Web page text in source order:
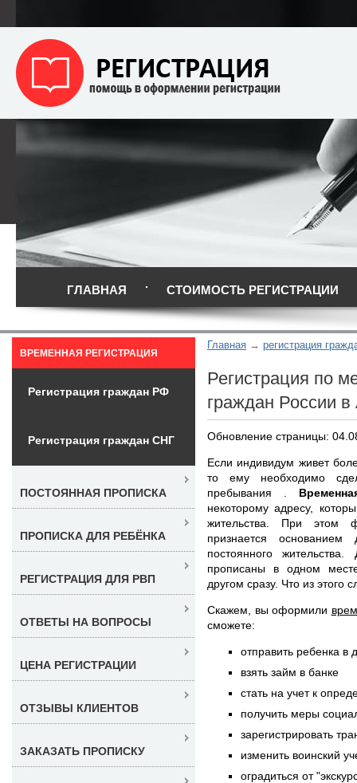
ГЛАВНАЯ СТОИМОСТЬ РЕГИСТРАЦИИ
Главная регистрация
Регистрация по
граждан России
Обновление страницы:
Если индивидум живет
то ему необходимо
пребывания .
некоторому адресу,
жительства. При этом
признается
постоянного
прописаны в одном
другом сразу. Что из этого
Скажем, вы оформили
сможете:
отправить ребенка в
взять займ в банке
стать на учет к
получить меры
зарегистрировать
изменить воинский
оградиться от
ВРЕМЕННАЯ РЕГИСТРАЦИЯ
Регистрация граждан РФ
Регистрация граждан СНГ
ПОСТОЯННАЯ ПРОПИСКА
ПРОПИСКА ДЛЯ РЕБЁНКА
РЕГИСТРАЦИЯ ДЛЯ РВП
ОТВЕТЫ НА ВОПРОСЫ
ЦЕНА РЕГИСТРАЦИИ
ОТЗЫВЫ КЛИЕНТОВ
ЗАКАЗАТЬ ПРОПИСКУ